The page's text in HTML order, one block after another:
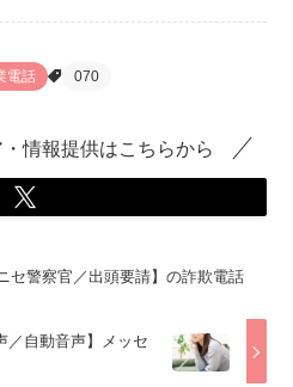
電話 070
情報提供はこちらから
セ警察官／出頭要請】の詐欺電話
／自動音声】メッセ